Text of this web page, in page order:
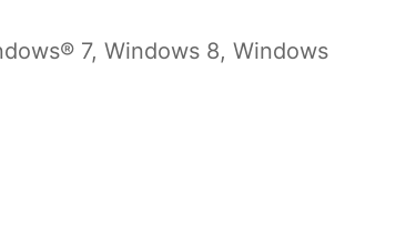
7, Windows 8, Windows